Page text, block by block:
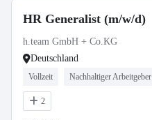
HR Generalist (m/w/d)
h.team GmbH + Co.KG
Deutschland
Vollzeit Nachhaltiger Arbeitgeber
2